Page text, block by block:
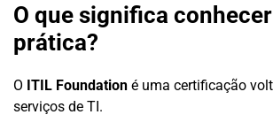
O que significa
prática?
O ITIL Foundation é uma certificação
serviços de TI.